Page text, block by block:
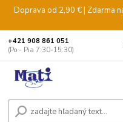
Doprava od 2,90 € | Zdarma
+421 908 861 051
(Po - Pia 7:30-15:30)